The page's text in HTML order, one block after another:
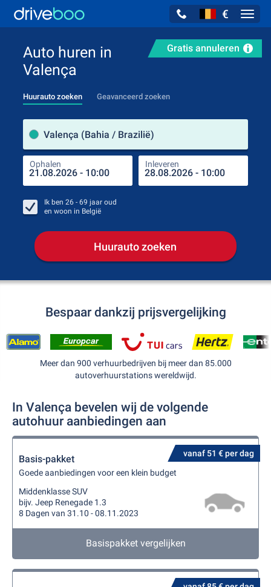
€
Gratis annuleren
Auto huren in
Valença
Huurauto zoeken Geavanceerd zoeken
Valença (Bahia / Brazilië)
Ophalen Inleveren
Ik ben 26 - 69 jaar oud
en woon in België
Huurauto zoeken
Bespaar dankzij prijsvergelijking
Meer dan 900 verhuurbedrijven bij meer dan 85.000
autoverhuurstations wereldwijd.
In Valença bevelen wij de volgende
autohuur aanbiedingen aan
vanaf 51 € per dag
Basis-pakket
Goede aanbiedingen voor een klein budget
Middenklasse SUV
bijv. Jeep Renegade 1.3
8 Dagen van 31.10 - 08.11.2023
Basispakket vergelijken